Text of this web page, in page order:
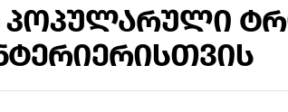
პოპულარული